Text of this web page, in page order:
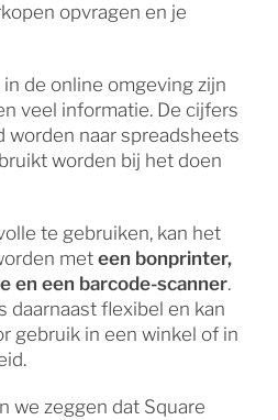
opvragen en je
de online omgeving zijn
veel informatie. De cijfers
worden naar spreadsheets
worden bij het doen
te gebruiken, kan het
met een bonprinter,
en een barcode-scanner.
daarnaast flexibel en kan
gebruik in een winkel of in
we zeggen dat Square